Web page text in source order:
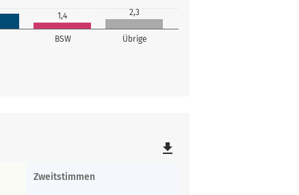
BSW Übrige
1,4
2,3
file_download
Zweitstimmen